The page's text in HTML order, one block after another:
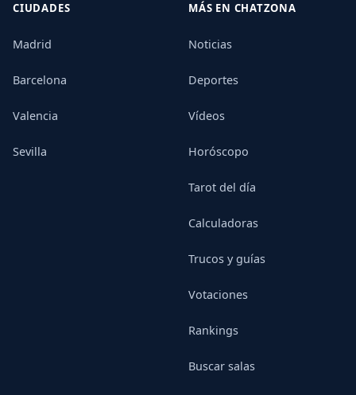
CIUDADES
Madrid
Barcelona
Valencia
Sevilla
MÁS EN CHATZONA
Noticias
Deportes
Vídeos
Horóscopo
Tarot del día
Calculadoras
Trucos y guías
Votaciones
Rankings
Buscar salas